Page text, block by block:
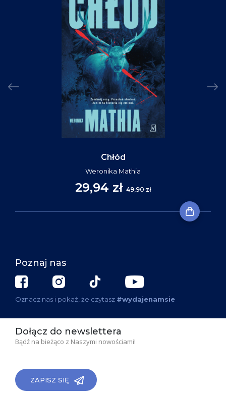
Chłód
Weronika Mathia
29,94 zł 49,90 zł
Poznaj nas
Oznacz nas i pokaż, że czytasz #wydajenamsie
Dołącz do newslettera
Bądź na bieżąco z Naszymi nowościami!
ZAPISZ SIĘ